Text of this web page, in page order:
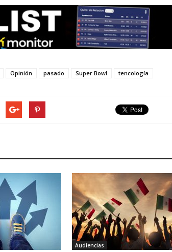
Opinión pasado Super Bowl tencología
Audiencias